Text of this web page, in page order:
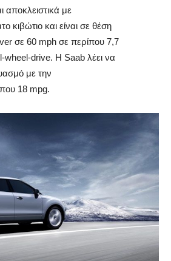
αποκλειστικά με
κιβώτιο και είναι σε θέση
σε 60 mph σε περίπου 7,7
wheel-drive. Η Saab λέει να
με την
18 mpg.